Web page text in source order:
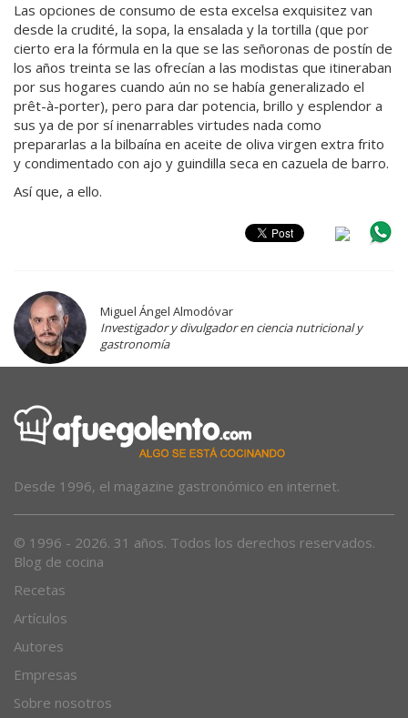
Las opciones de consumo de esta excelsa exquisitez van
desde la crudité, la sopa, la ensalada y la tortilla (que por
cierto era la fórmula en la que se las señoronas de postín de
los años treinta se las ofrecían a las modistas que itineraban
por sus hogares cuando aún no se había generalizado el
prêt-à-porter), pero para dar potencia, brillo y esplendor a
sus ya de por sí inenarrables virtudes nada como
prepararlas a la bilbaína en aceite de oliva virgen extra frito
y condimentado con ajo y guindilla seca en cazuela de barro.
Así que, a ello.
Miguel Ángel Almodóvar
Investigador y divulgador en ciencia nutricional y
gastronomía
Desde 1996, el magazine gastronómico en internet.
© 1996 - 2026. 31 años. Todos los derechos reservados.
Blog de cocina
Recetas
Artículos
Autores
Empresas
Sobre nosotros